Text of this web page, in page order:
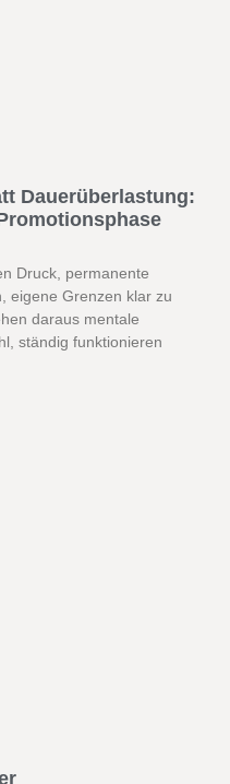
Dauerüberlastung:
Druck, permanente
eigene Grenzen klar zu
daraus mentale
ständig funktionieren